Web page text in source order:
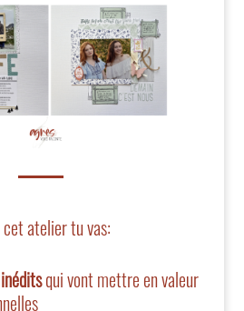
atelier tu vas:
qui vont mettre en valeur